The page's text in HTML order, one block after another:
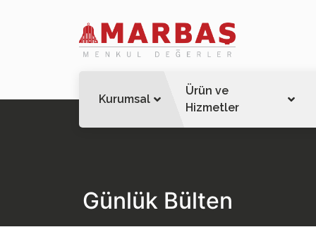
Kurumsal
Ürün ve
Hizmetler
Günlük Bülten